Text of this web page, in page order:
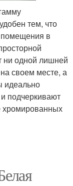
тем, что
помещения в
ни одной лишней
своем месте, а
идеально
подчеркивают
хромированных